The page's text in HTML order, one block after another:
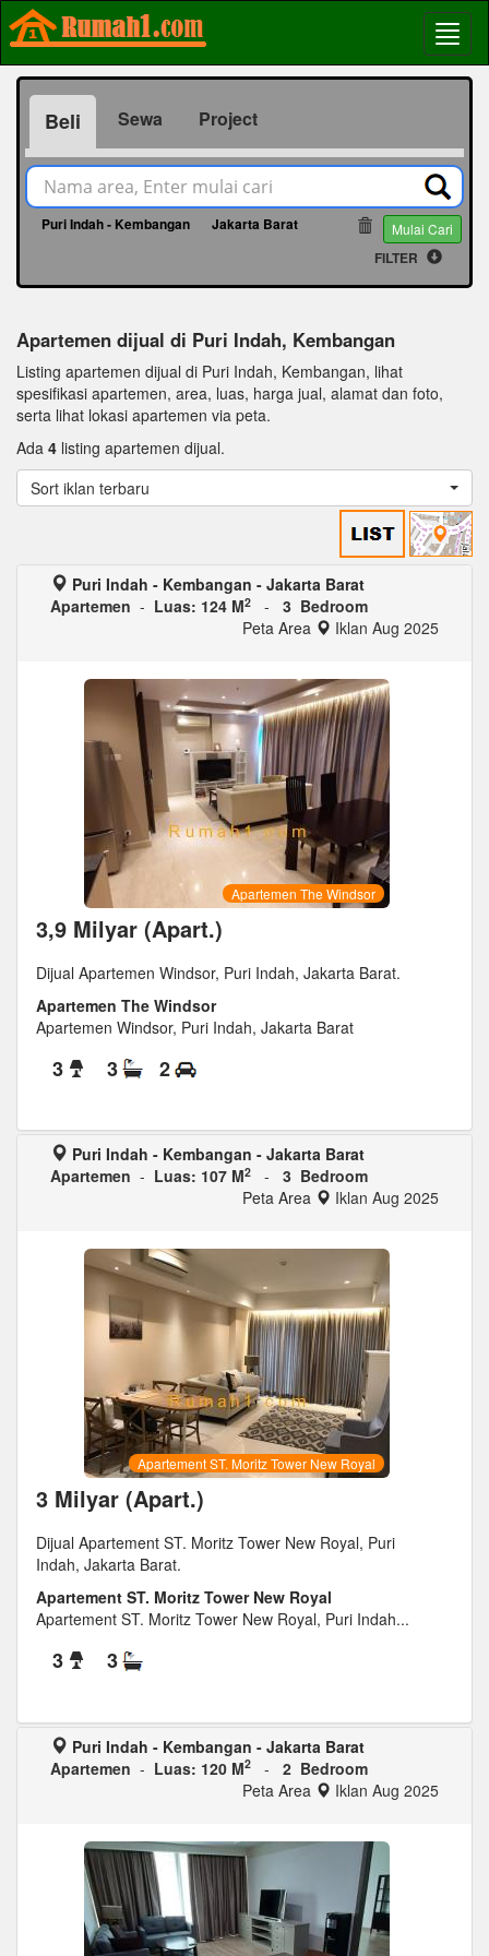
Beli Sewa Project
Puri Indah - Kembangan Jakarta Barat Mulai Cari
FILTER
Apartemen dijual di Puri Indah, Kembangan
Listing apartemen dijual di Puri Indah, Kembangan, lihat
spesifikasi apartemen, area, luas, harga jual, alamat dan foto,
serta lihat lokasi apartemen via peta.
Ada 4 listing apartemen dijual.
Sort iklan terbaru
Puri Indah - Kembangan - Jakarta Barat
Apartemen - Luas: 124 M2 - 3 Bedroom
Peta Area
Iklan Aug 2025
Apartemen The Windsor
3,9 Milyar (Apart.)
Dijual Apartemen Windsor, Puri Indah, Jakarta Barat.
Apartemen The Windsor
Apartemen Windsor, Puri Indah, Jakarta Barat
3 3 2
Puri Indah - Kembangan - Jakarta Barat
Apartemen - Luas: 107 M2 - 3 Bedroom
Peta Area
Iklan Aug 2025
Apartement ST. Moritz Tower New Royal
3 Milyar (Apart.)
Dijual Apartement ST. Moritz Tower New Royal, Puri
Indah, Jakarta Barat.
Apartement ST. Moritz Tower New Royal
Apartement ST. Moritz Tower New Royal, Puri Indah...
3 3
Puri Indah - Kembangan - Jakarta Barat
Apartemen - Luas: 120 M2 - 2 Bedroom
Peta Area
Iklan Aug 2025